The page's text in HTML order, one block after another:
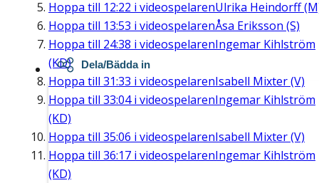
Hoppa till 12:22 i videospelarenUlrika Heindorff
Hoppa till 13:53 i videospelarenÅsa Eriksson (S)
Hoppa till 24:38 i videospelarenIngemar Kihlström
(KD)
Hoppa till 31:33 i videospelarenIsabell Mixter (V)
Hoppa till 33:04i videospelarenIngemar Kihlström
(KD)
Hoppa till 35:06 i videospelarenIsabell Mixter (V)
Hoppa till 36:17 i videospelarenIngemar Kihlström
(KD)
Dela/Bädda in